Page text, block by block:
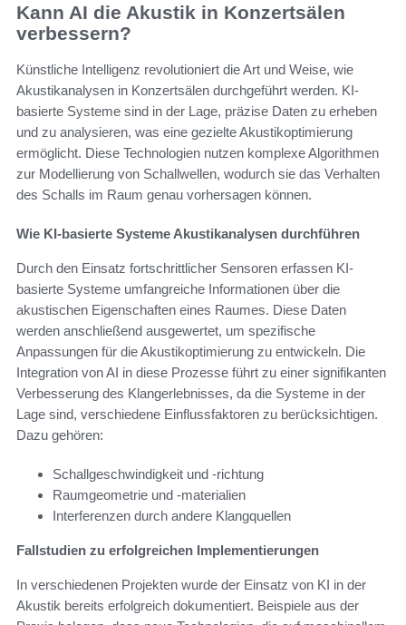
Kann AI die Akustik in Konzertsälen
verbessern?
Künstliche Intelligenz revolutioniert die Art und Weise, wie
Akustikanalysen in Konzertsälen durchgeführt werden. KI-
basierte Systeme sind in der Lage, präzise Daten zu erheben
und zu analysieren, was eine gezielte Akustikoptimierung
ermöglicht. Diese Technologien nutzen komplexe Algorithmen
zur Modellierung von Schallwellen, wodurch sie das Verhalten
des Schalls im Raum genau vorhersagen können.
Wie KI-basierte Systeme Akustikanalysen durchführen
Durch den Einsatz fortschrittlicher Sensoren erfassen KI-
basierte Systeme umfangreiche Informationen über die
akustischen Eigenschaften eines Raumes. Diese Daten
werden anschließend ausgewertet, um spezifische
Anpassungen für die Akustikoptimierung zu entwickeln. Die
Integration von AI in diese Prozesse führt zu einer signifikanten
Verbesserung des Klangerlebnisses, da die Systeme in der
Lage sind, verschiedene Einflussfaktoren zu berücksichtigen.
Dazu gehören:
Schallgeschwindigkeit und -richtung
Raumgeometrie und -materialien
Interferenzen durch andere Klangquellen
Fallstudien zu erfolgreichen Implementierungen
In verschiedenen Projekten wurde der Einsatz von KI in der
Akustik bereits erfolgreich dokumentiert. Beispiele aus der